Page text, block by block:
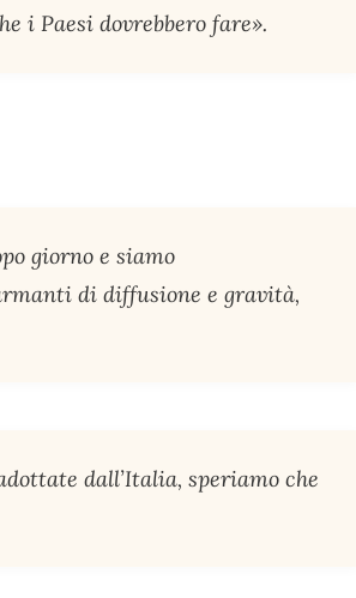
i Paesi dovrebbero fare».
giorno e siamo
di diffusione e gravità,
dall’Italia, speriamo che